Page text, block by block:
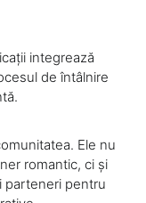
integrează
de întâlnire
Ele nu
romantic, ci și
parteneri pentru